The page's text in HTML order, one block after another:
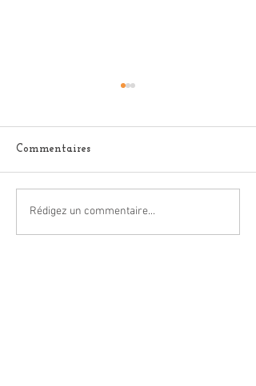
Commentaires
Rédigez un commentaire...